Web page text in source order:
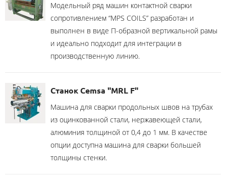
Модельный ряд машин контактной сварки
сопротивлением “MPS COILS” разработан и
выполнен в виде П-образной вертикальной рамы
и идеально подходит для интеграции в
производственную линию.
Станок Cemsa "MRL F"
Машина для сварки продольных швов на трубах
из оцинкованной стали, нержавеющей стали,
алюминия толщиной от 0,4 до 1 мм. В качестве
опции доступна машина для сварки большей
толщины стенки.